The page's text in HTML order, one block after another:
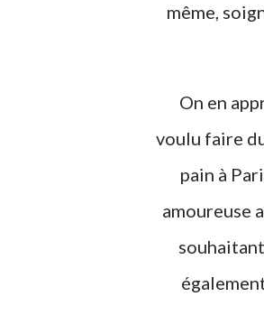
même,
On en
voulu faire
pain à
amoureuse